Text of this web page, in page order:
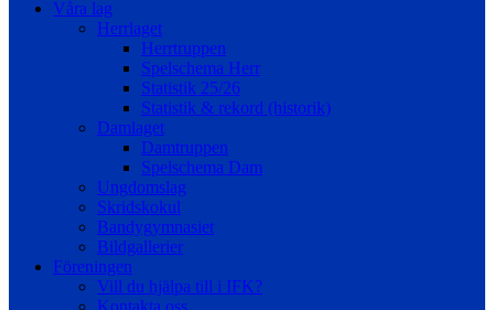
Våra lag
Herrlaget
Herrtruppen
Spelschema Herr
Statistik 25/26
Statistik & rekord (historik)
Damlaget
Damtruppen
Spelschema Dam
Ungdomslag
Skridskokul
Bandygymnasiet
Bildgallerier
Föreningen
Vill du hjälpa till i IFK?
Kontakta oss